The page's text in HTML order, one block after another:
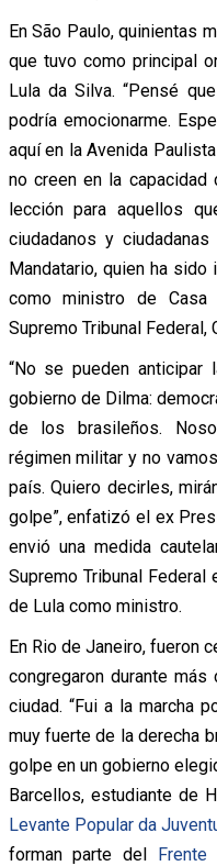
En São Paulo, quinientas
que tuvo como principal
Lula da Silva. “Pensé
podría emocionarme.
aquí en la Avenida
no creen en la capacidad
lección para aquellos
ciudadanos y
Mandatario, quien ha
como ministro de
Supremo Tribunal Federal,
“No se pueden
gobierno de Dilma:
de los brasileños.
régimen militar y no
país. Quiero decirles,
golpe”, enfatizó el ex
envió una medida
Supremo Tribunal
de Lula como ministro.
En Rio de Janeiro, fueron
congregaron durante
ciudad. “Fui a la marcha
muy fuerte de la derecha
golpe en un gobierno
Barcellos, estudiante de
Levante Popular da
forman parte del Frente